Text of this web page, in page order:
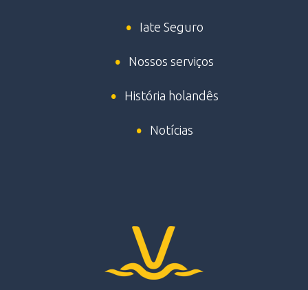
Iate Seguro
Nossos serviços
História holandês
Notícias